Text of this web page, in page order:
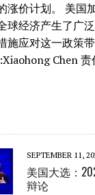
涨价计划。 美国
球经济产生了广
施应对这一政策
Chen
SEPTEMBER 11,
美国大选：
辩论